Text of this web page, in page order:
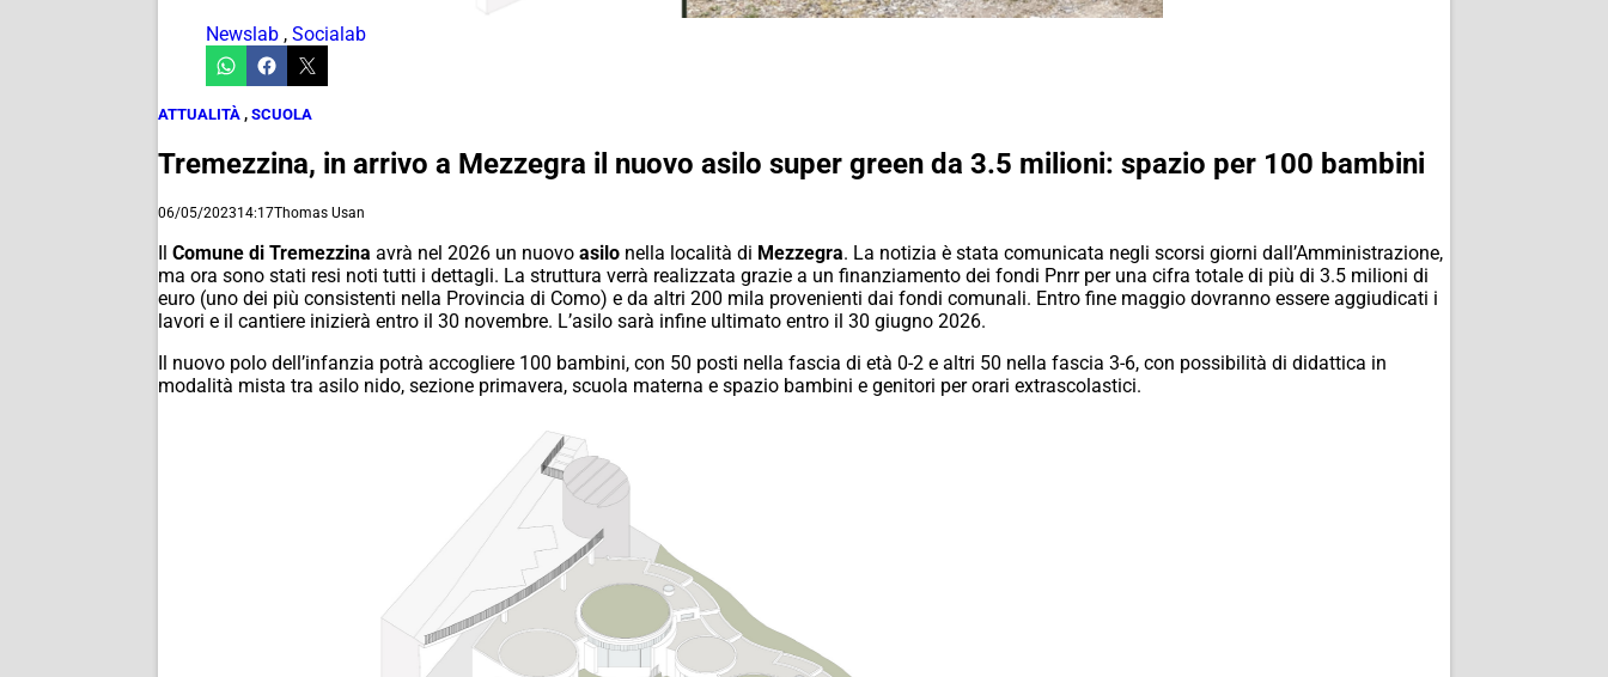
Newslab , Socialab
ATTUALITÀ , SCUOLA
Tremezzina, in arrivo a Mezzegra il nuovo asilo super green da 3.5 milioni: spazio per 100 bambini
06/05/202314:17Thomas Usan
Il Comune di Tremezzina avrà nel 2026 un nuovo asilo nella località di Mezzegra. La notizia è stata comunicata negli scorsi giorni dall’Amministrazione,
ma ora sono stati resi noti tutti i dettagli. La struttura verrà realizzata grazie a un finanziamento dei fondi Pnrr per una cifra totale di più di 3.5 milioni di
euro (uno dei più consistenti nella Provincia di Como) e da altri 200 mila provenienti dai fondi comunali. Entro fine maggio dovranno essere aggiudicati i
lavori e il cantiere inizierà entro il 30 novembre. L’asilo sarà infine ultimato entro il 30 giugno 2026.
Il nuovo polo dell’infanzia potrà accogliere 100 bambini, con 50 posti nella fascia di età 0-2 e altri 50 nella fascia 3-6, con possibilità di didattica in
modalità mista tra asilo nido, sezione primavera, scuola materna e spazio bambini e genitori per orari extrascolastici.